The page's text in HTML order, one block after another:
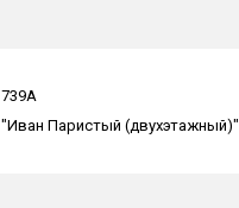
739А
"Иван Паристый (двухэтажный)"